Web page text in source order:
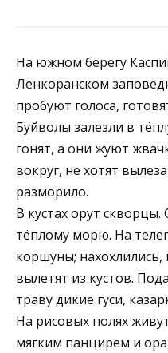
На южном берегу
Ленкоранском
пробуют голоса,
Буйволы залезли в
гонят, а они жуют
вокруг, не хотят
разморило.
В кустах орут
тёплому морю. На
коршуны;
вылетят из кустов.
траву дикие гуси,
На рисовых полях
мягким панцирем и